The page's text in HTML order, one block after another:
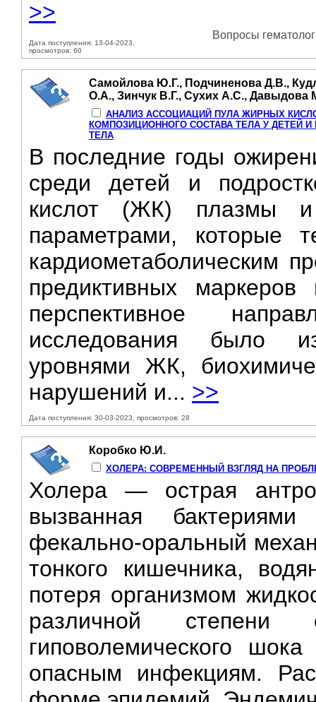
>>
Дата поступления: 13-04-2023,
просмотров: 60
Вопросы
Самойлова Ю.Г., Подчиненова Д.В.,
О.А., Зинчук В.Г., Сухих А.С., Давыдова
АНАЛИЗ АССОЦИАЦИЙ ПУЛА ЖИРНЫХ
КОМПОЗИЦИОННОГО СОСТАВА ТЕЛА У ДЕТЕЙ
ТЕЛА
В последние годы
среди детей и
кислот (ЖК) плазмы
параметрами, которые
кардиометаболическим
предиктивных
перспективное
исследования было
уровнями ЖК,
нарушений и... >>
Дата поступления: 30-03-2023, просмотров: 28
Коробко Ю.И.
ХОЛЕРА: СОВРЕМЕННЫЙ ВЗГЛЯД НА
Холера — острая
вызванная
фекально-оральный
тонкого кишечника,
потеря организмом
различной степени
гиповолемического
опасным инфекциям.